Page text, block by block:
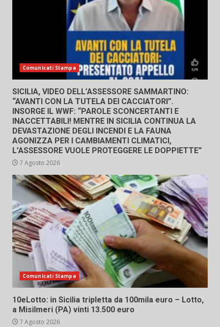
Comunicati Stampa
SICILIA, VIDEO DELL’ASSESSORE SAMMARTINO:
“AVANTI CON LA TUTELA DEI CACCIATORI”.
INSORGE IL WWF: “PAROLE SCONCERTANTI E
INACCETTABILI! MENTRE IN SICILIA CONTINUA LA
DEVASTAZIONE DEGLI INCENDI E LA FAUNA
AGONIZZA PER I CAMBIAMENTI CLIMATICI,
L’ASSESSORE VUOLE PROTEGGERE LE DOPPIETTE”
7 Agosto 2026
Comunicati Stampa
10eLotto: in Sicilia tripletta da 100mila euro – Lotto,
a Misilmeri (PA) vinti 13.500 euro
7 Agosto 2026